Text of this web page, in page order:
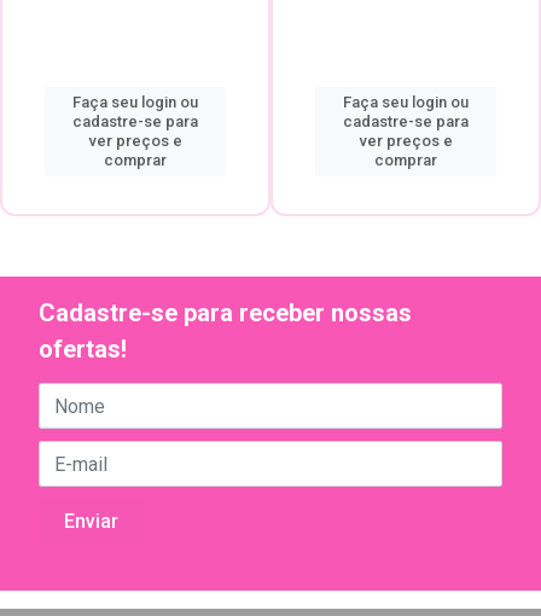
Faça seu login ou
cadastre-se para
ver preços e
comprar
Faça seu login ou
cadastre-se para
ver preços e
comprar
Cadastre-se para receber nossas
ofertas!